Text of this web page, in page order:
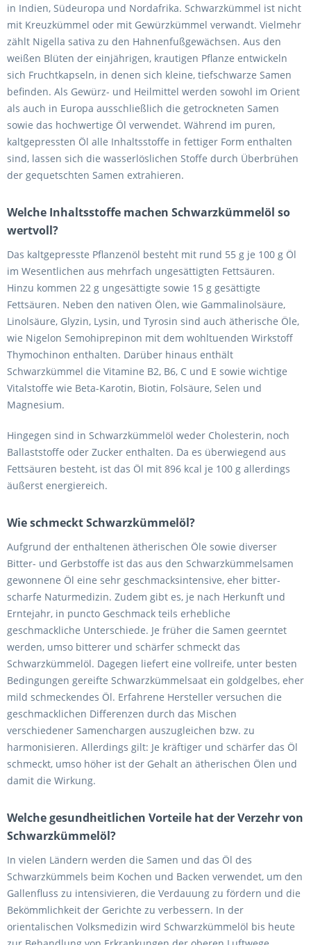
in Indien, Südeuropa und Nordafrika. Schwarzkümmel ist nicht
mit Kreuzkümmel oder mit Gewürzkümmel verwandt. Vielmehr
zählt Nigella sativa zu den Hahnenfußgewächsen. Aus den
weißen Blüten der einjährigen, krautigen Pflanze entwickeln
sich Fruchtkapseln, in denen sich kleine, tiefschwarze Samen
befinden. Als Gewürz- und Heilmittel werden sowohl im Orient
als auch in Europa ausschließlich die getrockneten Samen
sowie das hochwertige Öl verwendet. Während im puren,
kaltgepressten Öl alle Inhaltsstoffe in fettiger Form enthalten
sind, lassen sich die wasserlöslichen Stoffe durch Überbrühen
der gequetschten Samen extrahieren.
Welche Inhaltsstoffe machen Schwarzkümmelöl so
wertvoll?
Das kaltgepresste Pflanzenöl besteht mit rund 55 g je 100 g Öl
im Wesentlichen aus mehrfach ungesättigten Fettsäuren.
Hinzu kommen 22 g ungesättigte sowie 15 g gesättigte
Fettsäuren. Neben den nativen Ölen, wie Gammalinolsäure,
Linolsäure, Glyzin, Lysin, und Tyrosin sind auch ätherische Öle,
wie Nigelon Semohiprepinon mit dem wohltuenden Wirkstoff
Thymochinon enthalten. Darüber hinaus enthält
Schwarzkümmel die Vitamine B2, B6, C und E sowie wichtige
Vitalstoffe wie Beta-Karotin, Biotin, Folsäure, Selen und
Magnesium.
Hingegen sind in Schwarzkümmelöl weder Cholesterin, noch
Ballaststoffe oder Zucker enthalten. Da es überwiegend aus
Fettsäuren besteht, ist das Öl mit 896 kcal je 100 g allerdings
äußerst energiereich.
Wie schmeckt Schwarzkümmelöl?
Aufgrund der enthaltenen ätherischen Öle sowie diverser
Bitter- und Gerbstoffe ist das aus den Schwarzkümmelsamen
gewonnene Öl eine sehr geschmacksintensive, eher bitter-
scharfe Naturmedizin. Zudem gibt es, je nach Herkunft und
Erntejahr, in puncto Geschmack teils erhebliche
geschmackliche Unterschiede. Je früher die Samen geerntet
werden, umso bitterer und schärfer schmeckt das
Schwarzkümmelöl. Dagegen liefert eine vollreife, unter besten
Bedingungen gereifte Schwarzkümmelsaat ein goldgelbes, eher
mild schmeckendes Öl. Erfahrene Hersteller versuchen die
geschmacklichen Differenzen durch das Mischen
verschiedener Samenchargen auszugleichen bzw. zu
harmonisieren. Allerdings gilt: Je kräftiger und schärfer das Öl
schmeckt, umso höher ist der Gehalt an ätherischen Ölen und
damit die Wirkung.
Welche gesundheitlichen Vorteile hat der Verzehr von
Schwarzkümmelöl?
In vielen Ländern werden die Samen und das Öl des
Schwarzkümmels beim Kochen und Backen verwendet, um den
Gallenfluss zu intensivieren, die Verdauung zu fördern und die
Bekömmlichkeit der Gerichte zu verbessern. In der
orientalischen Volksmedizin wird Schwarzkümmelöl bis heute